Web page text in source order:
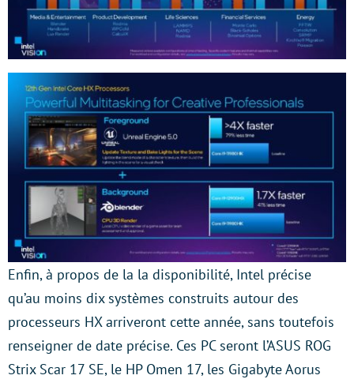
Enfin, à propos de la la disponibilité, Intel précise
qu’au moins dix systèmes construits autour des
processeurs HX arriveront cette année, sans toutefois
renseigner de date précise. Ces PC seront l’ASUS ROG
Strix Scar 17 SE, le HP Omen 17, les Gigabyte Aorus